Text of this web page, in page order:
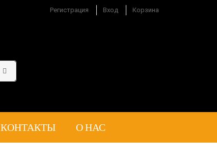
Регистрация Вход Корзина
КОНТАКТЫ О НАС